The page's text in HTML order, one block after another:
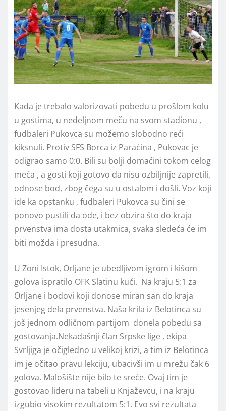
Kada je trebalo valorizovati pobedu u prošlom kolu
u gostima, u nedeljnom meču na svom stadionu ,
fudbaleri Pukovca su možemo slobodno reći
kiksnuli. Protiv SFS Borca iz Paraćina , Pukovac je
odigrao samo 0:0. Bili su bolji domaćini tokom celog
meča , a gosti koji gotovo da nisu ozbiljnije zapretili,
odnose bod, zbog čega su u ostalom i došli. Voz koji
ide ka opstanku , fudbaleri Pukovca su čini se
ponovo pustili da ode, i bez obzira što do kraja
prvenstva ima dosta utakmica, svaka sledeća će im
biti možda i presudna.
U Zoni Istok, Orljane je ubedljivom igrom i kišom
golova ispratilo OFK Slatinu kući. Na kraju 5:1 za
Orljane i bodovi koji donose miran san do kraja
jesenjeg dela prvenstva. Naša krila iz Belotinca su
još jednom odličnom partijom donela pobedu sa
gostovanja.Nekadašnji član Srpske lige , ekipa
Svrljiga je očigledno u velikoj krizi, a tim iz Belotinca
im je očitao pravu lekciju, ubacivši im u mrežu čak 6
golova. Malošište nije bilo te sreće. Ovaj tim je
gostovao lideru na tabeli u Knjaževcu, i na kraju
izgubio visokim rezultatom 5:1. Evo svi rezultata